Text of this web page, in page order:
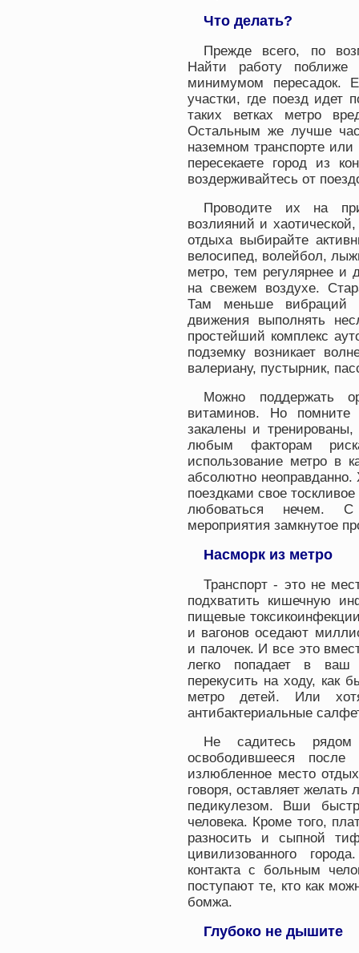
Что делать?
Прежде всего, по
Найти работу
минимумом пересадок.
участки, где поезд идет
таких ветках метро
Остальным же лучше
наземном транспорте
пересекаете город из
воздерживайтесь от
Проводите их на
возлияний и
отдыха выбирайте
велосипед, волейбол,
метро, тем регулярнее и
на свежем воздухе.
Там меньше вибраций
движения выполнять
простейший комплекс
подземку возникает
валериану, пустырник,
Можно поддержать
витаминов. Но
закалены и
любым факторам
использование метро в
абсолютно
поездками свое
любоваться нечем. С
мероприятия замкнутое
Насморк из метро
Транспорт - это не
подхватить кишечную
пищевые
и вагонов оседают
и палочек. И все это
легко попадает в ваш
перекусить на ходу,
метро детей. Или
антибактериальные
Не садитесь
освободившееся
излюбленное место
говоря, оставляет желать
педикулезом. Вши
человека. Кроме того,
разносить и сыпной
цивилизованного
контакта с больным
поступают те, кто как
бомжа.
Глубоко не дышите